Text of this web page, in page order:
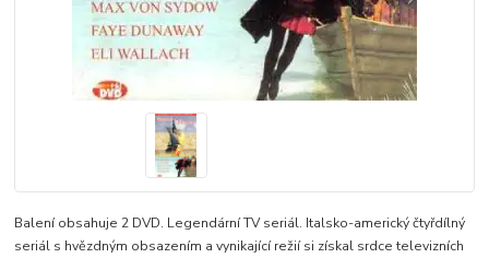
Balení obsahuje 2 DVD. Legendární TV seriál. Italsko-americký čtyřdílný
seriál s hvězdným obsazením a vynikající režií si získal srdce televizních